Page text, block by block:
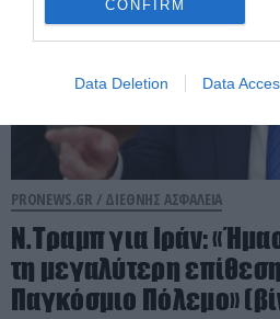
CONFIRM
Data Deletion Data
PRONEWS.GR / ΔΙΕΘΝΗΣ ΑΣΦΑΛΕΙΑ
Ν.Τραμπ για Ιράν:
τη μεγαλύτερη
Παγκόσμιο Πόλεμο»